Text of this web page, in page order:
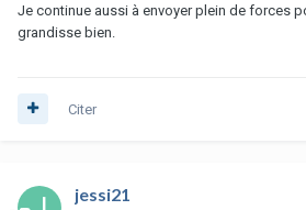
Je continue aussi à envoyer plein de forces
grandisse bien.
Citer
jessi21